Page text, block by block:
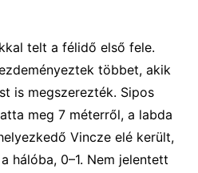
telt a félidő első fele.
többet, akik
is megszerezték. Sipos
meg 7 méterről, a labda
Vincze elé került,
a hálóba, 0–1. Nem jelentett